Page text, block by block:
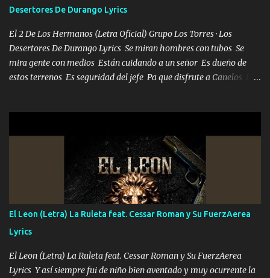
Desertores De Durango Lyrics
El 2 De Los Hermanos (Letra Oficial) Grupo Los Torres · Los
Desertores De Durango Lyrics Se miran hombres con tubos Se
mira gente con medios Están cuidando a un señor Es dueño de
estos terrenos Es seguridad del jefe Pa que disfrute a Canelos Es
ni tampoco las mujeres porque es platica de grandes por eso hay
que estar alegres doy las instrucciones para atender los deberes
Música Si es que salta algún problema de confianza tengo gente
ahí está el Hombre Cuarenta y también Pariente 7 arreglan
cualquier problema no más es cuestión que ordené NOS HACE
FALTA UN HERMANO DE CLAVE ERA EL 24 SIEMPRE FUE UN
HOMBRE VALIENTE POR ALGO M'URIÓ PELEAND0 SIEMPRE
VIO POR LA FAMILIA PARA QUE SIGA EL LEGADO Es el DOS de
los HERMANOS un cerebro inteligente y com...
El Leon (Letra) La Ruleta feat. Cessar Roman y Su FuerzAerea
Lyrics
El Leon (Letra) La Ruleta feat. Cessar Roman y Su FuerzAerea
Lyrics Y así siempre fui de niño bien aventado y muy ocurrente la